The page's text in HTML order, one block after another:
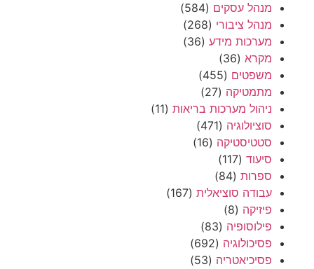
מנהל עסקים (584)
מנהל ציבורי (268)
מערכות מידע (36)
מקרא (36)
משפטים (455)
מתמטיקה (27)
ניהול מערכות בריאות (11)
סוציולוגיה (471)
סטטיסטיקה (16)
סיעוד (117)
ספרות (84)
עבודה סוציאלית (167)
פיזיקה (8)
פילוסופיה (83)
פסיכולוגיה (692)
פסיכיאטריה (53)